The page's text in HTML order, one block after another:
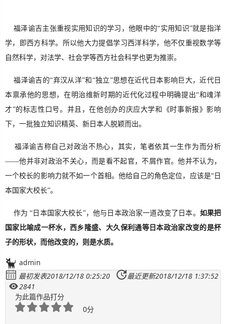
福泽谕吉主张重视实用知识的学习，他眼中的“实用知识”就是指洋
学，即西方科学。所以他大力提倡学习西洋科学，他不仅重视数学等
自然科学，对法学、社会学等西方社会科学也更为推崇。
福泽谕吉的“弃汉从洋”和“独立”思想在近代日本影响巨大，近代日
本禀承他的思想，在明治维新时期的近代化过程中明确提出“和魂洋
才”的标志性口号。并且，在他创办的庆应大学和《时事新报》影响
下，一批独立知识精英、新日本人脱颖而出。
福泽谕吉称自己对政治不热心，其实，笔者依其一生作为而分析
——他并非对政治不关心，而是看不起官，不屑作官。他并不认为，
一个校长的影响力就不如一个首相。他给自己的角色定位，应该是“日
本国家大校长”。
作为 “日本国家大校长”，他与日本政治家一道改变了日本。 如果把
国家比喻成一杯水，西乡隆盛、大久保利通等日本政治家改变的是杯
子的形状，而他改变的，则是水质。
admin
最初发表2018/12/18 0:25:20
最近更新2018/12/18 1:37:52
2841
为此篇作品打分
0分